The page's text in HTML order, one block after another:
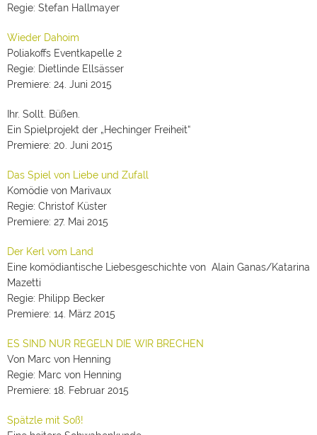
Regie: Stefan Hallmayer
Wieder Dahoim
Poliakoffs Eventkapelle 2
Regie: Dietlinde Ellsässer
Premiere: 24. Juni 2015
Ihr. Sollt. Büßen.
Ein Spielprojekt der „Hechinger Freiheit“
Premiere: 20. Juni 2015
Das Spiel von Liebe und Zufall
Komödie von Marivaux
Regie: Christof Küster
Premiere: 27. Mai 2015
Der Kerl vom Land
Eine komödiantische Liebesgeschichte von Alain Ganas/Katarina
Mazetti
Regie: Philipp Becker
Premiere: 14. März 2015
ES SIND NUR REGELN DIE WIR BRECHEN
Von Marc von Henning
Regie: Marc von Henning
Premiere: 18. Februar 2015
Spätzle mit Soß!